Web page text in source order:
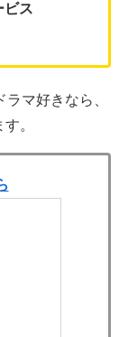
ビス
マ好きなら、
。